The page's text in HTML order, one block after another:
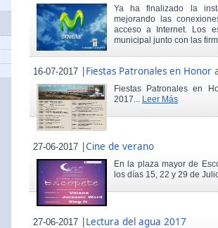
Ya ha finalizado la
mejorando las
acceso a Internet. Los
municipal junto con las
16-07-2017 |Fiestas Patronales en Honor
Fiestas Patronales en
2017... Leer Más
27-06-2017 |Cine de verano
En la plaza mayor de
los días 15, 22 y 29 de
27-06-2017 |Lectura del agua 2017